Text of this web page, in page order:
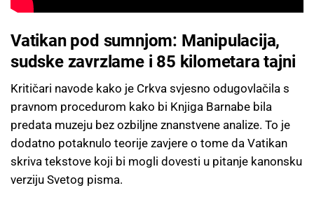
Vatikan pod sumnjom: Manipulacija,
sudske zavrzlame i 85 kilometara tajni
Kritičari navode kako je Crkva svjesno odugovlačila s
pravnom procedurom kako bi Knjiga Barnabe bila
predata muzeju bez ozbiljne znanstvene analize. To je
dodatno potaknulo teorije zavjere o tome da Vatikan
skriva tekstove koji bi mogli dovesti u pitanje kanonsku
verziju Svetog pisma.